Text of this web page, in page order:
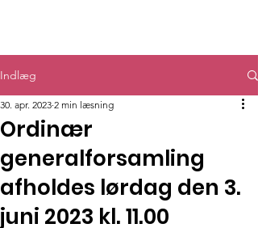
Indlæg
Ordinær
generalforsamling
afholdes lørdag den 3.
juni 2023 kl. 11.00
30. apr. 2023 2 min læsning